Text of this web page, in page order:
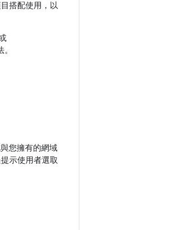
搭配使用，以
您擁有的網域
示使用者選取